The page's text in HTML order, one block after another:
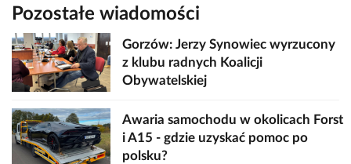
Pozostałe wiadomości
Gorzów: Jerzy Synowiec wyrzucony
z klubu radnych Koalicji
Obywatelskiej
Awaria samochodu w okolicach Forst
i A15 - gdzie uzyskać pomoc po
polsku?